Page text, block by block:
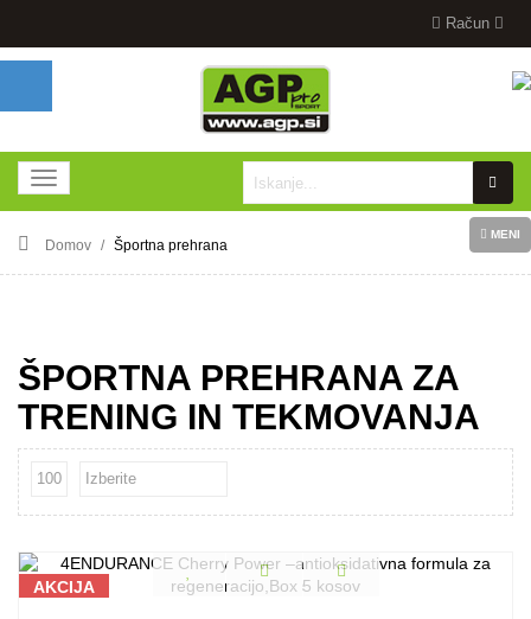
Račun
MENI
Domov Športna prehrana
ŠPORTNA PREHRANA ZA
TRENING IN TEKMOVANJA
AKCIJA